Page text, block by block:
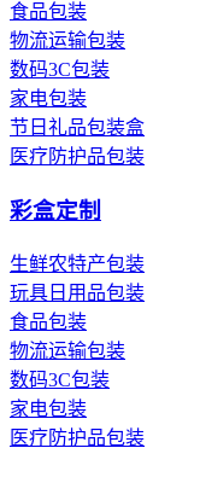
食品包装
物流运输包装
数码3C包装
家电包装
节日礼品包装盒
医疗防护品包装
彩盒定制
生鲜农特产包装
玩具日用品包装
食品包装
物流运输包装
数码3C包装
家电包装
医疗防护品包装